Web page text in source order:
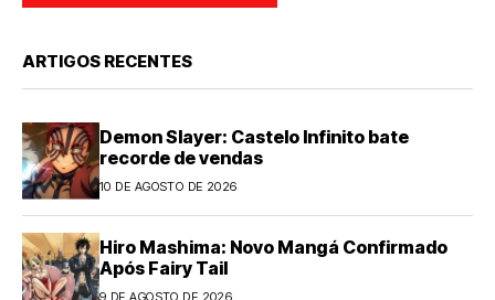
ARTIGOS RECENTES
Demon Slayer: Castelo Infinito bate
recorde de vendas
10 DE AGOSTO DE 2026
Hiro Mashima: Novo Mangá Confirmado
Após Fairy Tail
9 DE AGOSTO DE 2026